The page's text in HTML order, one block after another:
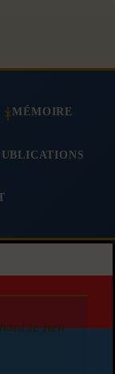
MÉMOIRE
le lien